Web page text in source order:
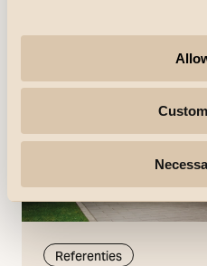
Referenties